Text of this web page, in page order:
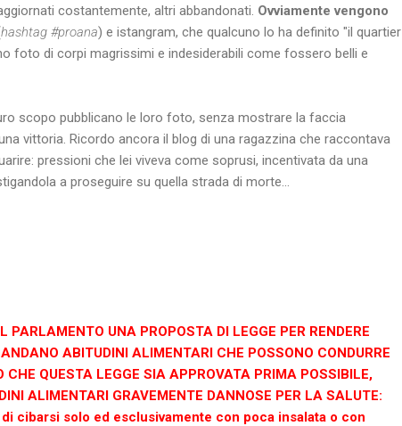
costantemente, altri abbandonati. Ovviamente vengono
hashtag #proana) e istangram, che qualcuno lo ha definito "il quartier
foto di corpi magrissimi e indesiderabili come fossero belli e
scopo pubblicano le loro foto, senza mostrare la faccia
vittoria. Ricordo ancora il blog di una ragazzina che raccontava
pressioni che lei viveva come soprusi, incentivata da una
a proseguire su quella strada di morte...
UNA PROPOSTA DI LEGGE PER RENDERE
ABITUDINI ALIMENTARI CHE POSSONO CONDURRE
CHE QUESTA LEGGE SIA APPROVATA PRIMA POSSIBILE,
ALIMENTARI GRAVEMENTE DANNOSE PER LA SALUTE:
cibarsi solo ed esclusivamente con poca insalata o con